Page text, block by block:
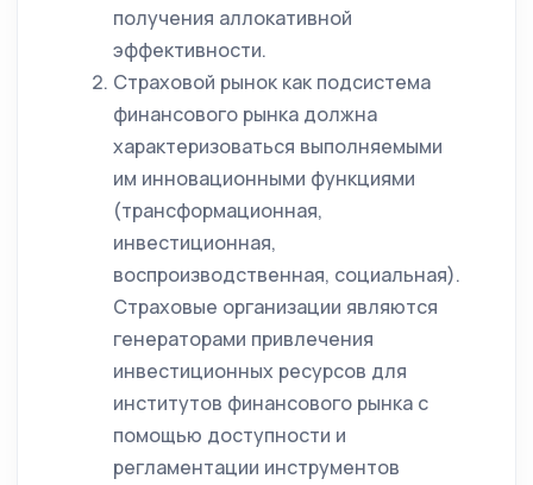
получения аллокативной
эффективности.
Страховой рынок как подсистема
финансового рынка должна
характеризоваться выполняемыми
им инновационными функциями
(трансформационная,
инвестиционная,
воспроизводственная, социальная).
Страховые организации являются
генераторами привлечения
инвестиционных ресурсов для
институтов финансового рынка с
помощью доступности и
регламентации инструментов